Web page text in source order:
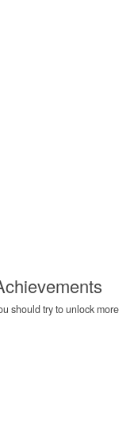
should try to unlock more